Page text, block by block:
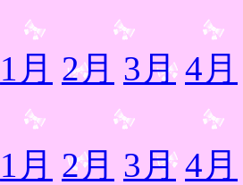
1月 2月 3月 4月
1月 2月 3月 4月